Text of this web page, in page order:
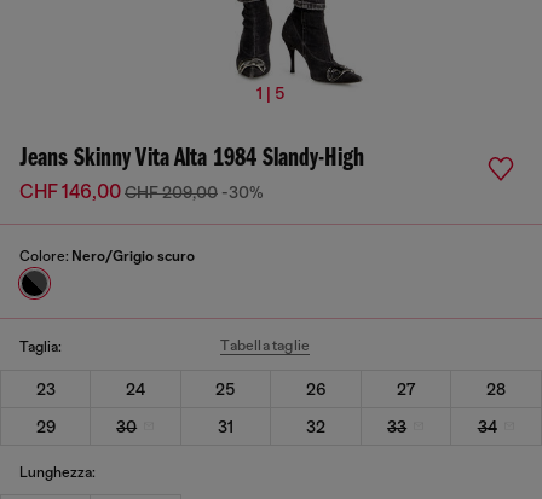
1 | 5
Jeans Skinny Vita Alta 1984 Slandy-High
CHF 146,00CHF 209,00 -30%
Colore: Nero/Grigio scuro
Taglia: Tabella taglie
23 24 25 26 27
28
29
30 31 32 33 34
Lunghezza: